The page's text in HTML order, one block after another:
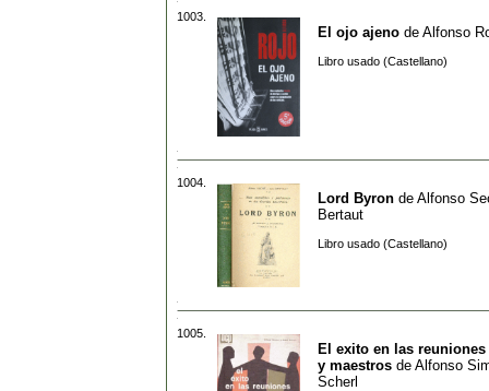
1003.
El ojo ajeno de Alfonso
Libro usado (Castellano)
1004.
Lord Byron de Alfonso
Bertaut
Libro usado (Castellano)
1005.
El exito en las reuniones
y maestros de Alfonso
Scherl